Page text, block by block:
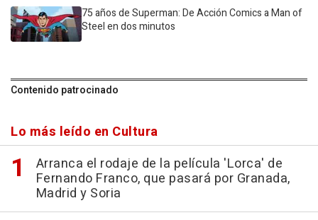
75 años de Superman: De Acción Comics a Man of
Steel en dos minutos
Contenido patrocinado
Lo más leído en Cultura
Arranca el rodaje de la película 'Lorca' de
Fernando Franco, que pasará por Granada,
Madrid y Soria